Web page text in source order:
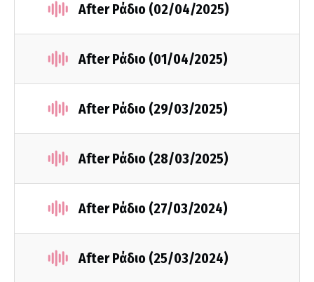
After Ράδιο (02/04/2025)
After Ράδιο (01/04/2025)
After Ράδιο (29/03/2025)
After Ράδιο (28/03/2025)
After Ράδιο (27/03/2024)
After Ράδιο (25/03/2024)